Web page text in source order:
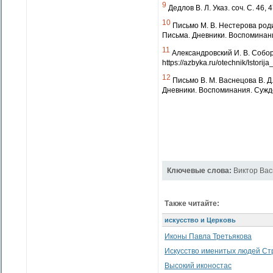
9 Дедлов В. Л. Указ. соч. С. 46,
10 Письмо М. В. Нестерова
Письма. Дневники.
11 Александровский И. В.
https://azbyka.ru/otechnik/
12 Письмо В. М. Васнецова В.
Дневники. Воспоминания.
Ключевые слова: Виктор
Также читайте:
искусство и Церковь
Иконы Павла Третьякова
Искусство именитых людей
Высокий иконостас